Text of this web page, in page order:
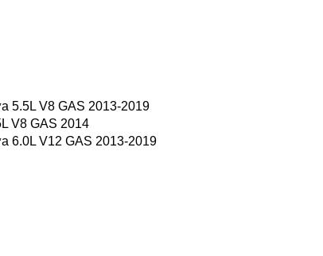
5.5L V8 GAS 2013-2019
V8 GAS 2014
6.0L V12 GAS 2013-2019